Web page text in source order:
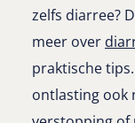
zelfs diarree?
meer over
praktische
ontlasting ook